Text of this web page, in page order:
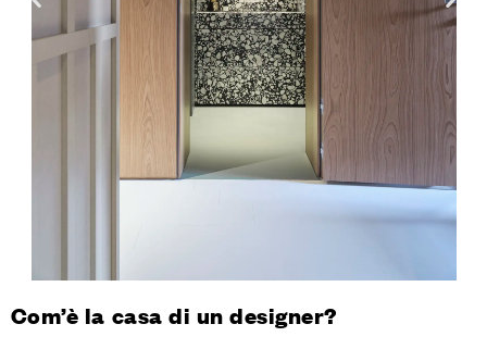
Com’è la casa di un designer?